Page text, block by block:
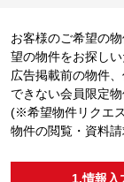
お客様のご希望の
望の物件をお探しい
広告掲載前の物件
できない会員限定
(※希望物件リクエ
物件の閲覧・資料
1.情報入